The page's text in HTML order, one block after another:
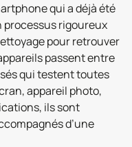
qui a déjà été
processus rigoureux
pour retrouver
passent entre
qui testent toutes
appareil photo,
ils sont
d’une